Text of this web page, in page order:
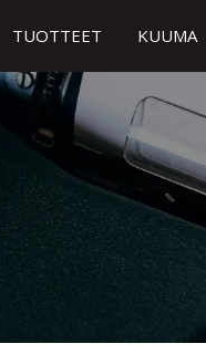
TUOTTEET KUUMA